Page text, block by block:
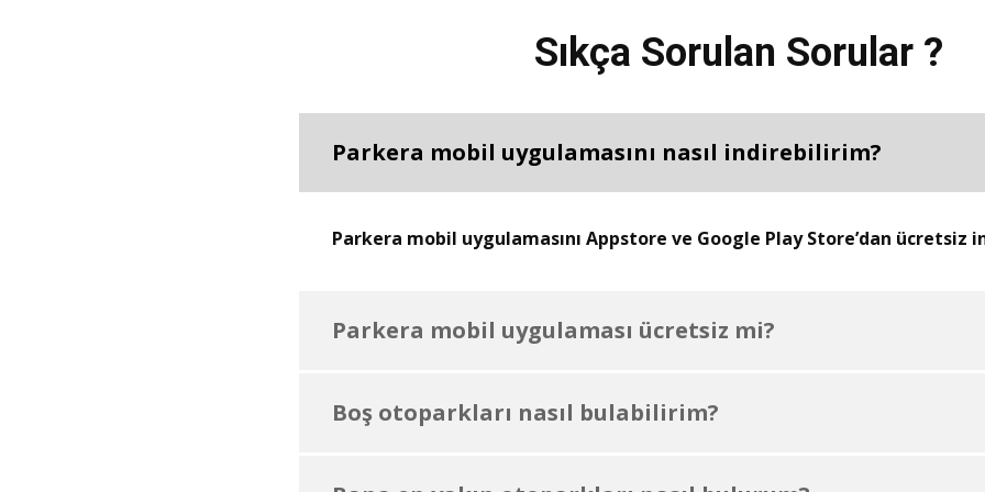
Sıkça Sorulan Sorular ?
Parkera mobil uygulamasını nasıl indirebilirim?
Parkera mobil uygulamasını Appstore ve Google Play Store’dan ücretsiz
Parkera mobil uygulaması ücretsiz mi?
Boş otoparkları nasıl bulabilirim?